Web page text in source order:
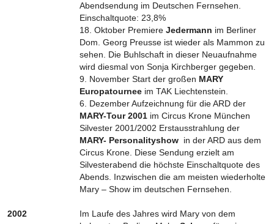
Abendsendung im Deutschen Fernsehen.
Einschaltquote: 23,8%
18. Oktober Premiere Jedermann im Berliner
Dom. Georg Preusse ist wieder als Mammon zu
sehen. Die Buhlschaft in dieser Neuaufnahme
wird diesmal von Sonja Kirchberger gegeben.
9. November Start der großen MARY
Europatournee im TAK Liechtenstein.
6. Dezember Aufzeichnung für die ARD der
MARY-Tour 2001 im Circus Krone München
Silvester 2001/2002 Erstausstrahlung der
MARY- Personalityshow in der ARD aus dem
Circus Krone. Diese Sendung erzielt am
Silvesterabend die höchste Einschaltquote des
Abends. Inzwischen die am meisten wiederholte
Mary – Show im deutschen Fernsehen.
2002
Im Laufe des Jahres wird Mary von dem